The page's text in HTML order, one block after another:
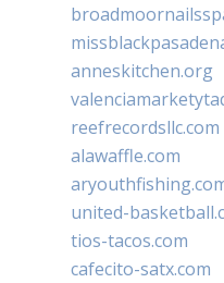
anneskitchen.org
reefrecordsllc.com
alawaffle.com
united-
tios-tacos.com
cafecito-satx.com